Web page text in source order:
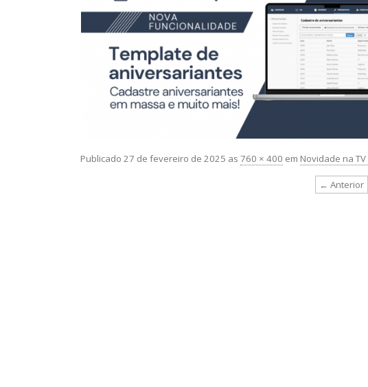
Publicado 27 de fevereiro de 2025 as 760 × 400 em Novidade na
← Anterior